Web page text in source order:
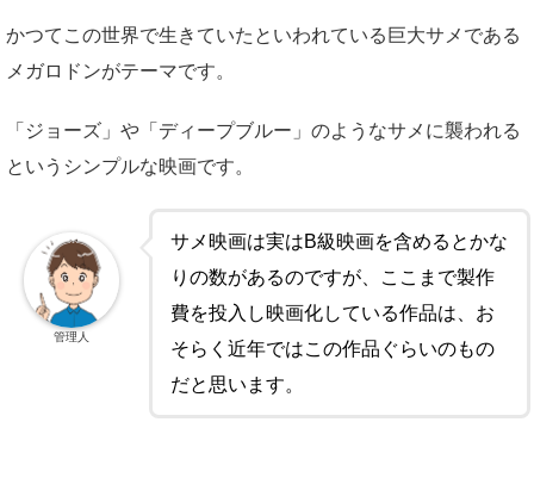
かつてこの世界で生きていたといわれている巨大サメである
メガロドンがテーマです。
「ジョーズ」や「ディープブルー」のようなサメに襲われる
というシンプルな映画です。
サメ映画は実はB級映画を含めるとかな
りの数があるのですが、ここまで製作
費を投入し映画化している作品は、お
そらく近年ではこの作品ぐらいのもの
だと思います。
管理人